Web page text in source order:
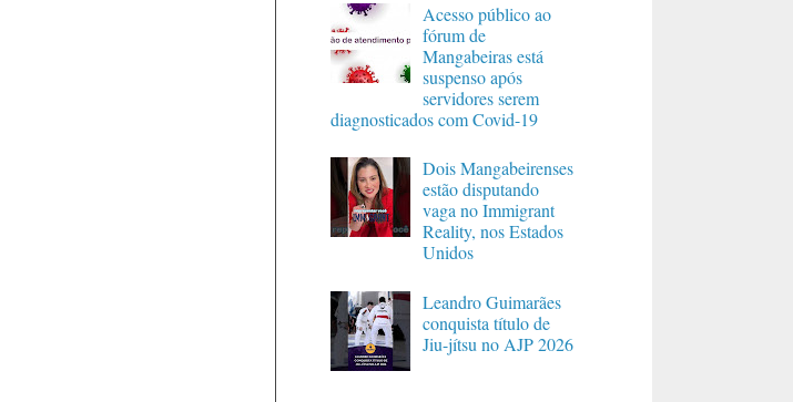
Acesso público ao
fórum de
Mangabeiras está
suspenso após
servidores serem
diagnosticados com Covid-19
Dois Mangabeirenses
estão disputando
vaga no Immigrant
Reality, nos Estados
Unidos
Leandro Guimarães
conquista título de
Jiu-jítsu no AJP 2026